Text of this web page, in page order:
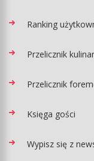
Ranking
Przelicznik
Przelicznik
Księga gości
Wypisz się z